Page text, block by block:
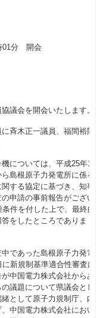
01分 開会
議会を開会いたします。
斉木正一議員、福間裕隆
については、平成25年11
島根原子力発電所に係る
する協定に基づき、知事
申請の事前報告がござい
件を付した上で、最終的
をしたところでありま
であった島根原子力発電
に新規制基準適合性審査に
中国電力株式会社からあ
議題について県議会とし
として原子力規制庁、内
中国電力株式会社におい